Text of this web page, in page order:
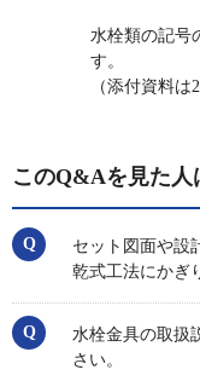
水栓類の記号
す。
（添付資料
このQ&Aを見た
セット図面や設
乾式工法にかぎ
水栓金具の取扱
さい。